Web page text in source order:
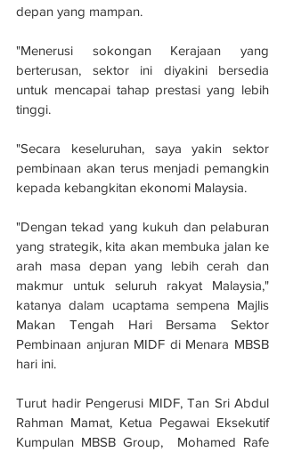
depan yang mampan.
"Menerusi sokongan Kerajaan yang
berterusan, sektor ini diyakini bersedia
untuk mencapai tahap prestasi yang lebih
tinggi.
"Secara keseluruhan, saya yakin sektor
pembinaan akan terus menjadi pemangkin
kepada kebangkitan ekonomi Malaysia.
"Dengan tekad yang kukuh dan pelaburan
yang strategik, kita akan membuka jalan ke
arah masa depan yang lebih cerah dan
makmur untuk seluruh rakyat Malaysia,"
katanya dalam ucaptama sempena Majlis
Makan Tengah Hari Bersama Sektor
Pembinaan anjuran MIDF di Menara MBSB
hari ini.
Turut hadir Pengerusi MIDF, Tan Sri Abdul
Rahman Mamat, Ketua Pegawai Eksekutif
Kumpulan MBSB Group,  Mohamed Rafe